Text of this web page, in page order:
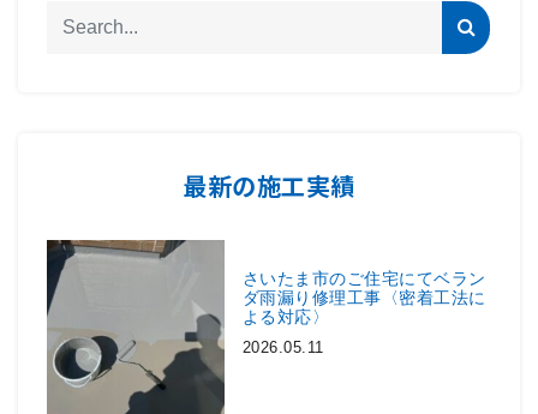
最新の施工実績
さいたま市のご住宅にてベラン
ダ雨漏り修理工事〈密着工法に
よる対応〉
2026.05.11